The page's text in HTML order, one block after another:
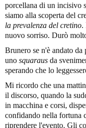
porcellana di un incisivo
siamo alla scoperta del
la prevalenza del cretino.
nuovo sorriso. Durò
Brunero se n'è andato da
uno squaraus da
sperando che lo
Mi ricordo che una
il discorso, quando la
in macchina e corsi,
confidando nella fortuna
riprendere l'evento. Gli